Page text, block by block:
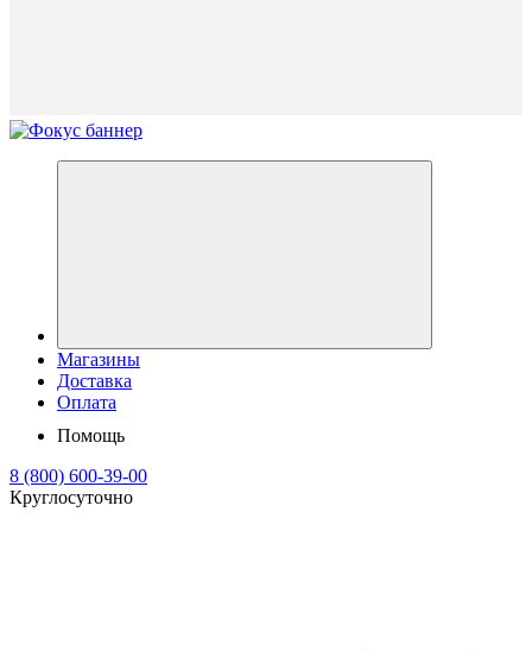
Магазины
Доставка
Оплата
Помощь
8 (800) 600-39-00
Круглосуточно